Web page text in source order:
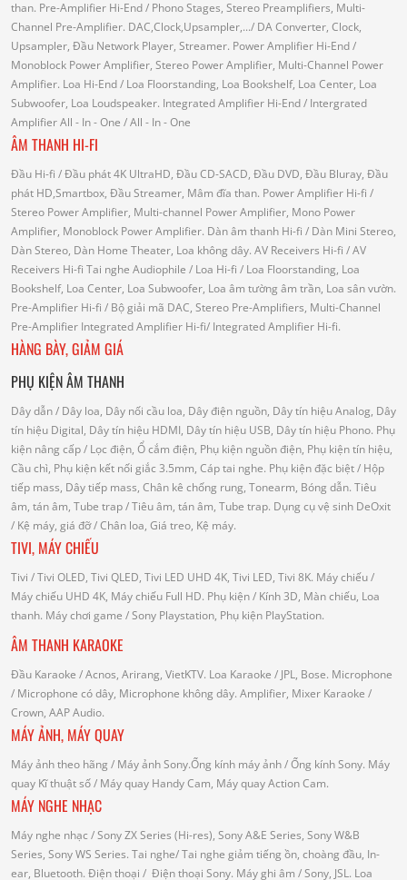
than. Pre-Amplifier Hi-End/ Phono Stages, Stereo Preamplifiers, Multi-
Channel Pre-Amplifier. DAC,Clock,Upsampler,.../ DA Converter, Clock,
Upsampler, Đầu Network Player, Streamer. Power Amplifier Hi-End/
Monoblock Power Amplifier, Stereo Power Amplifier, Multi-Channel Power
Amplifier. Loa Hi-End/ Loa Floorstanding, Loa Bookshelf, Loa Center, Loa
Subwoofer, Loa Loudspeaker. Integrated Amplifier Hi-End/ Intergrated
AmplifierAll - In - One / All - In - One
ÂM THANH HI-FI
Đầu Hi-fi / Đầu phát 4K UltraHD, Đầu CD-SACD, Đầu DVD, Đầu Bluray, Đầu
phát HD,Smartbox, Đầu Streamer, Mâm đĩa than. Power Amplifier Hi-fi /
Stereo Power Amplifier, Multi-channel Power Amplifier, Mono Power
Amplifier, Monoblock Power Amplifier. Dàn âm thanh Hi-fi / Dàn Mini Stereo,
Dàn Stereo, Dàn Home Theater, Loa không dây. AV Receivers Hi-fi / AV
Receivers Hi-fi Tai nghe Audiophile / Loa Hi-fi / Loa Floorstanding, Loa
Bookshelf, Loa Center, Loa Subwoofer, Loa âm tường âm trần, Loa sân vườn.
Pre-Amplifier Hi-fi / Bộ giải mã DAC, Stereo Pre-Amplifiers, Multi-Channel
Pre-Amplifier Integrated Amplifier Hi-fi/ Integrated Amplifier Hi-fi.
HÀNG BÀY, GIẢM GIÁ
PHỤ KIỆN ÂM THANH
Dây dẫn/ Dây loa, Dây nối cầu loa, Dây điện nguồn, Dây tín hiệu Analog, Dây
tín hiệu Digital, Dây tín hiệu HDMI, Dây tín hiệu USB, Dây tín hiệu Phono. Phụ
kiện nâng cấp/ Lọc điện, Ổ cắm điện, Phụ kiện nguồn điện, Phụ kiện tín hiệu,
Cầu chì, Phụ kiện kết nối giắc 3.5mm, Cáp tai nghe. Phụ kiện đặc biệt/ Hộp
tiếp mass, Dây tiếp mass, Chân kê chống rung, Tonearm, Bóng dẫn. Tiêu
âm, tán âm, Tube trap/ Tiêu âm, tán âm, Tube trap. Dụng cụ vệ sinh DeOxit
/ Kệ máy, giá đỡ/ Chân loa, Giá treo, Kệ máy.
TIVI, MÁY CHIẾU
Tivi / Tivi OLED, Tivi QLED, Tivi LED UHD 4K, Tivi LED, Tivi 8K. Máy chiếu/
Máy chiếu UHD 4K, Máy chiếu Full HD. Phụ kiện/ Kính 3D, Màn chiếu, Loa
thanh. Máy chơi game / Sony Playstation, Phụ kiện PlayStation.
ÂM THANH KARAOKE
Đầu Karaoke / Acnos, Arirang, VietKTV. Loa Karaoke / JPL, Bose. Microphone
/ Microphone có dây, Microphone không dây. Amplifier, Mixer Karaoke /
Crown, AAP Audio.
MÁY ẢNH, MÁY QUAY
Máy ảnh theo hãng / Máy ảnh Sony.Ống kính máy ảnh / Ống kính Sony. Máy
quay Kĩ thuật số/ Máy quay Handy Cam, Máy quay Action Cam.
MÁY NGHE NHẠC
Máy nghe nhạc / Sony ZX Series (Hi-res), Sony A&E Series, Sony W&B
Series, Sony WS Series. Tai nghe/ Tai nghe giảm tiếng ồn, choàng đầu, In-
ear, Bluetooth. Điện thoại / Điện thoại Sony. Máy ghi âm / Sony, JSL. Loa